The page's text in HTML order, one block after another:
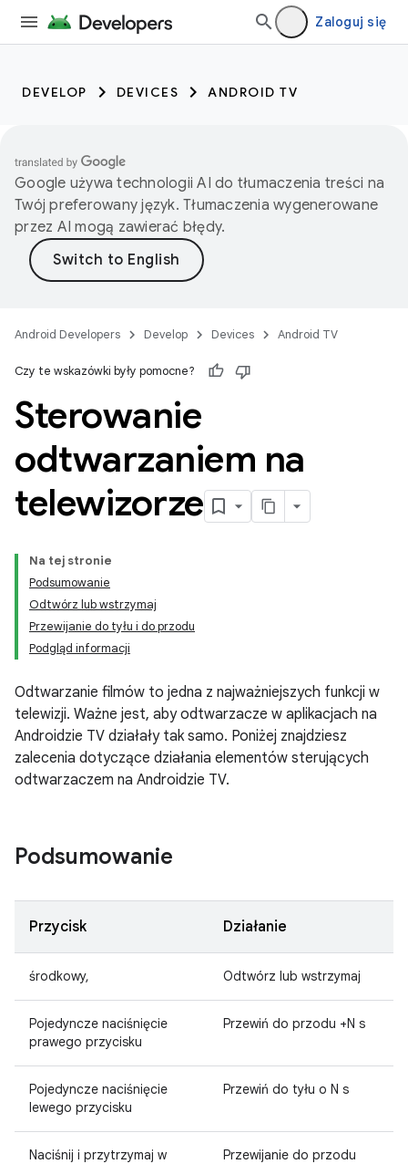
Zaloguj się
DEVELOP DEVICES ANDROID TV
Google używa technologii AI do tłumaczenia treści na
Twój preferowany język. Tłumaczenia wygenerowane
przez AI mogą zawierać błędy.
Android Developers Develop Devices Android TV
Czy te wskazówki były pomocne?
Sterowanie
odtwarzaniem na
telewizorze
Na tej stronie
Podsumowanie
Odtwórz lub wstrzymaj
Przewijanie do tyłu i do przodu
Podgląd informacji
Odtwarzanie filmów to jedna z najważniejszych funkcji w
telewizji. Ważne jest, aby odtwarzacze w aplikacjach na
Androidzie TV działały tak samo. Poniżej znajdziesz
zalecenia dotyczące działania elementów sterujących
odtwarzaczem na Androidzie TV.
Podsumowanie
Przycisk Działanie
środkowy, Odtwórz lub wstrzymaj
Pojedyncze naciśnięcie
prawego przycisku
Przewiń do przodu +N s
Pojedyncze naciśnięcie
lewego przycisku
Przewiń do tyłu o N s
Naciśnij i przytrzymaj w
Przewijanie do przodu